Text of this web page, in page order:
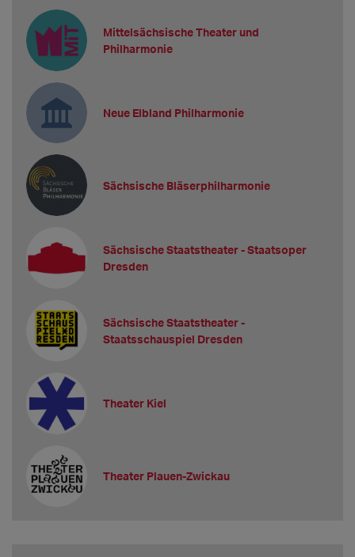
Mittelsächsische Theater und
Philharmonie
Neue Elbland Philharmonie
Sächsische Bläserphilharmonie
Sächsische Staatstheater - Staatsoper
Dresden
Sächsische Staatstheater -
Staatsschauspiel Dresden
Theater Kiel
Theater Plauen-Zwickau